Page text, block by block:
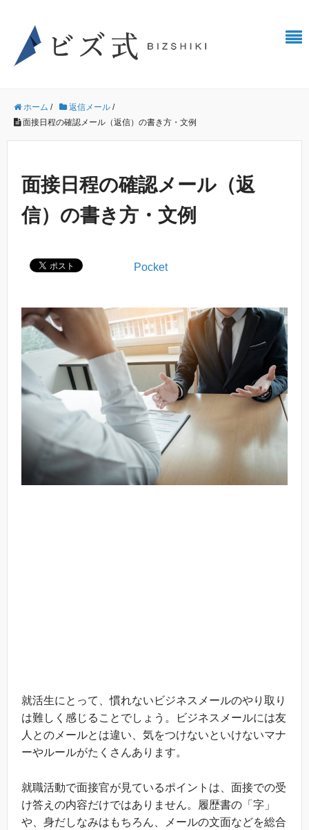
ホーム / 返信メール /
面接日程の確認メール（返信）の書き方・文例
面接日程の確認メール（返
信）の書き方・文例
Pocket
就活生にとって、慣れないビジネスメールのやり取り
は難しく感じることでしょう。ビジネスメールには友
人とのメールとは違い、気をつけないといけないマナ
ーやルールがたくさんあります。
就職活動で面接官が見ているポイントは、面接での受
け答えの内容だけではありません。履歴書の「字」
や、身だしなみはもちろん、メールの文面などを総合